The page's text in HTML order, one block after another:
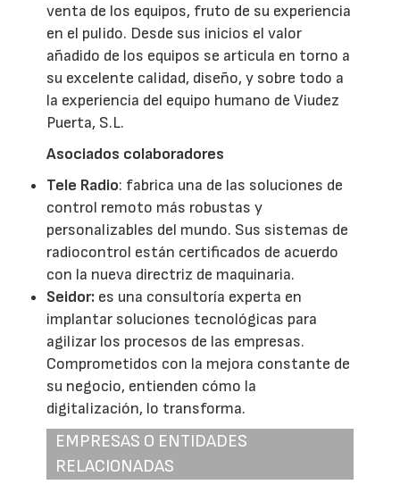
venta de los equipos, fruto de su experiencia
en el pulido. Desde sus inicios el valor
añadido de los equipos se articula en torno a
su excelente calidad, diseño, y sobre todo a
la experiencia del equipo humano de Viudez
Puerta, S.L.
Asociados colaboradores
Tele Radio: fabrica una de las soluciones de
control remoto más robustas y
personalizables del mundo. Sus sistemas de
radiocontrol están certificados de acuerdo
con la nueva directriz de maquinaria.
Seidor: es una consultoría experta en
implantar soluciones tecnológicas para
agilizar los procesos de las empresas.
Comprometidos con la mejora constante de
su negocio, entienden cómo la
digitalización, lo transforma.
EMPRESAS O ENTIDADES
RELACIONADAS